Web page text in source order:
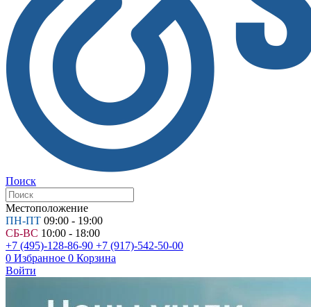
Поиск
Местоположение
ПН-ПТ 09:00 - 19:00
СБ-ВС 10:00 - 18:00
+7 (495)-128-86-90 +7 (917)-542-50-00
0 Избранное 0 Корзина
Войти